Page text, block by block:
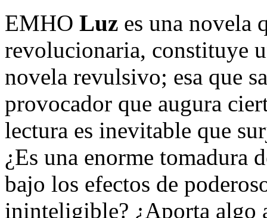
EMHO Luz es una novela
revolucionaria, constituye
novela revulsivo; esa que
provocador que augura
lectura es inevitable que
¿Es una enorme tomadura
bajo los efectos de
ininteligible? ¿Aporta algo